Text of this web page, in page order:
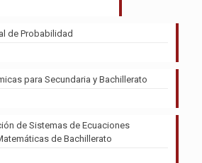
de Probabilidad
para Secundaria y Bachillerato
de Sistemas de Ecuaciones
de Bachillerato